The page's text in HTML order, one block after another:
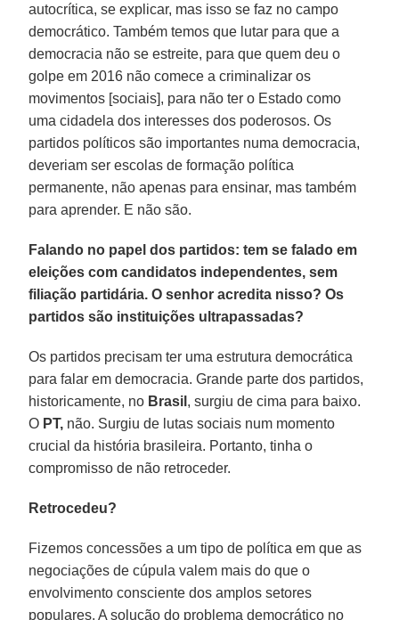
autocrítica, se explicar, mas isso se faz no campo
democrático. Também temos que lutar para que a
democracia não se estreite, para que quem deu o
golpe em 2016 não comece a criminalizar os
movimentos [sociais], para não ter o Estado como
uma cidadela dos interesses dos poderosos. Os
partidos políticos são importantes numa democracia,
deveriam ser escolas de formação política
permanente, não apenas para ensinar, mas também
para aprender. E não são.
Falando no papel dos partidos: tem se falado em
eleições com candidatos independentes, sem
filiação partidária. O senhor acredita nisso? Os
partidos são instituições ultrapassadas?
Os partidos precisam ter uma estrutura democrática
para falar em democracia. Grande parte dos partidos,
historicamente, no Brasil , surgiu de cima para baixo.
O PT, não. Surgiu de lutas sociais num momento
crucial da história brasileira. Portanto, tinha o
compromisso de não retroceder.
Retrocedeu?
Fizemos concessões a um tipo de política em que as
negociações de cúpula valem mais do que o
envolvimento consciente dos amplos setores
populares. A solução do problema democrático no